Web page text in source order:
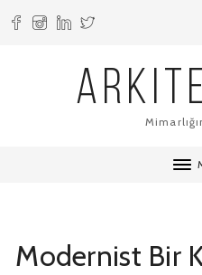
Modernist Bir